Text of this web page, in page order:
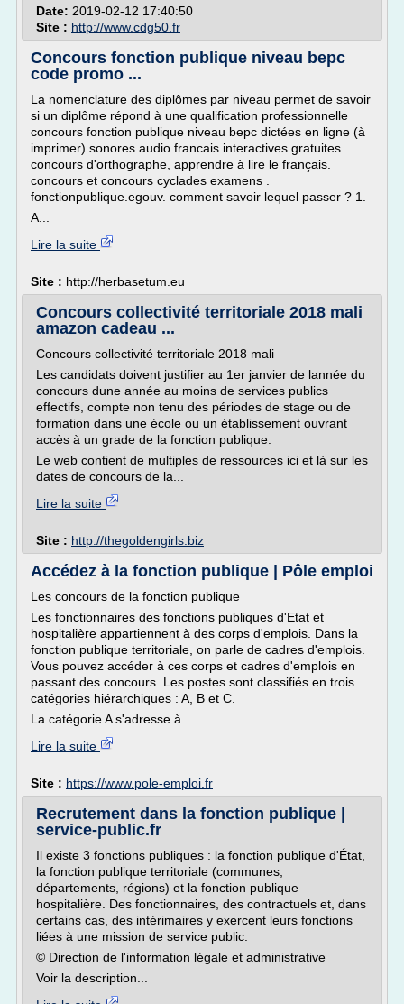
Date: 2019-02-12 17:40:50
Site : http://www.cdg50.fr
Concours fonction publique niveau bepc
code promo ...
La nomenclature des diplômes par niveau permet de savoir
si un diplôme répond à une qualification professionnelle
concours fonction publique niveau bepc dictées en ligne (à
imprimer) sonores audio francais interactives gratuites
concours d'orthographe, apprendre à lire le français.
concours et concours cyclades examens .
fonctionpublique.egouv. comment savoir lequel passer ? 1.
A...
Lire la suite
Site : http://herbasetum.eu
Concours collectivité territoriale 2018 mali
amazon cadeau ...
Concours collectivité territoriale 2018 mali
Les candidats doivent justifier au 1er janvier de lannée du
concours dune année au moins de services publics
effectifs, compte non tenu des périodes de stage ou de
formation dans une école ou un établissement ouvrant
accès à un grade de la fonction publique.
Le web contient de multiples de ressources ici et là sur les
dates de concours de la...
Lire la suite
Site : http://thegoldengirls.biz
Accédez à la fonction publique | Pôle emploi
Les concours de la fonction publique
Les fonctionnaires des fonctions publiques d'Etat et
hospitalière appartiennent à des corps d'emplois. Dans la
fonction publique territoriale, on parle de cadres d'emplois.
Vous pouvez accéder à ces corps et cadres d'emplois en
passant des concours. Les postes sont classifiés en trois
catégories hiérarchiques : A, B et C.
La catégorie A s'adresse à...
Lire la suite
Site : https://www.pole-emploi.fr
Recrutement dans la fonction publique |
service-public.fr
Il existe 3 fonctions publiques : la fonction publique d'État,
la fonction publique territoriale (communes,
départements, régions) et la fonction publique
hospitalière. Des fonctionnaires, des contractuels et, dans
certains cas, des intérimaires y exercent leurs fonctions
liées à une mission de service public.
© Direction de l'information légale et administrative
Voir la description...